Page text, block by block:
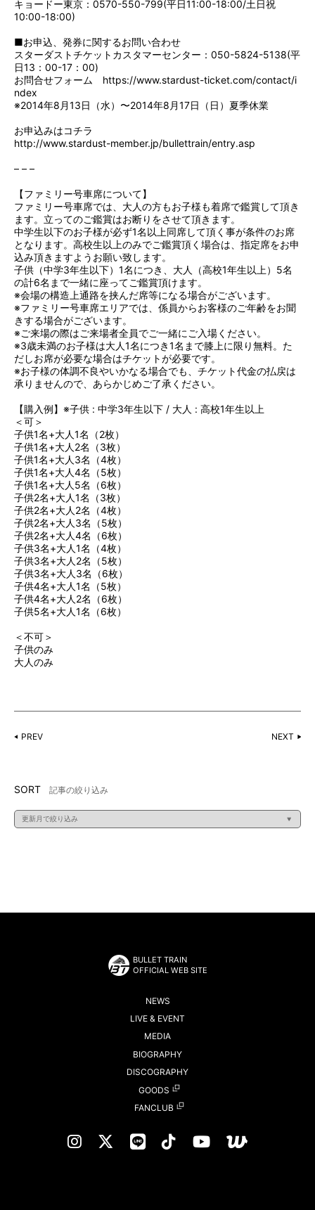
キョードー東京：0570-550-799(平日11:00-18:00/土日祝
10:00-18:00)
■お申込、発券に関するお問い合わせ
スターダストチケットカスタマーセンター：050-5824-5138(平
日13：00-17：00)
お問合せフォーム https://www.stardust-ticket.com/contact/i
ndex
※2014年8月13日（水）〜2014年8月17日（日）夏季休業
お申込みはコチラ
http://www.stardust-member.jp/bullettrain/entry.asp
– – –
【ファミリー号車席について】
ファミリー号車席では、大人の方もお子様も着席で鑑賞して頂き
ます。立ってのご鑑賞はお断りをさせて頂きます。
中学生以下のお子様が必ず1名以上同席して頂く事が条件のお席
となります。高校生以上のみでご鑑賞頂く場合は、指定席をお申
込み頂きますようお願い致します。
子供（中学3年生以下）1名につき、大人（高校1年生以上）5名
の計6名まで一緒に座ってご鑑賞頂けます。
※会場の構造上通路を挟んだ席等になる場合がございます。
※ファミリー号車席エリアでは、係員からお客様のご年齢をお聞
きする場合がございます。
※ご来場の際はご来場者全員でご一緒にご入場ください。
※3歳未満のお子様は大人1名につき1名まで膝上に限り無料。た
だしお席が必要な場合はチケットが必要です。
※お子様の体調不良やいかなる場合でも、チケット代金の払戻は
承りませんので、あらかじめご了承ください。
【購入例】※子供 : 中学3年生以下 / 大人 : 高校1年生以上
＜可＞
子供1名+大人1名（2枚）
子供1名+大人2名（3枚）
子供1名+大人3名（4枚）
子供1名+大人4名（5枚）
子供1名+大人5名（6枚）
子供2名+大人1名（3枚）
子供2名+大人2名（4枚）
子供2名+大人3名（5枚）
子供2名+大人4名（6枚）
子供3名+大人1名（4枚）
子供3名+大人2名（5枚）
子供3名+大人3名（6枚）
子供4名+大人1名（5枚）
子供4名+大人2名（6枚）
子供5名+大人1名（6枚）
＜不可＞
子供のみ
大人のみ
PREV NEXT
SORT 記事の絞り込み
BULLET TRAIN
OFFICIAL WEB SITE
NEWS
LIVE & EVENT
MEDIA
BIOGRAPHY
DISCOGRAPHY
GOODS
FANCLUB